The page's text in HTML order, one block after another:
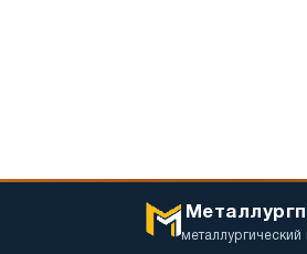
металлургический